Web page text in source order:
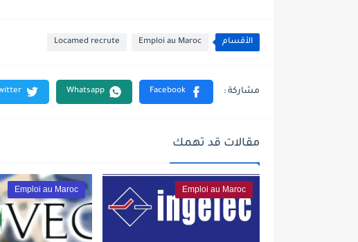
الأقسام Emploi au Maroc
Locamed recrute
مقالات قد تهمك
Emploi au Maroc
Emploi au Maroc